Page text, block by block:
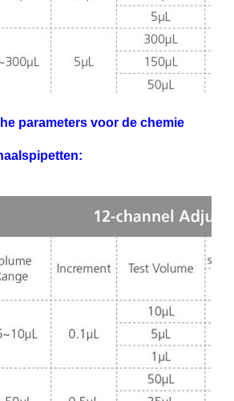
parameters voor de chemie